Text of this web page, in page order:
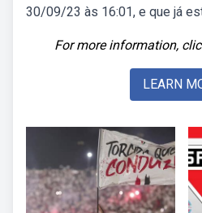
30/09/23 às 16:01, e que já
For more information,
LEARN